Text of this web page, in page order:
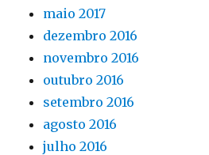
maio 2017
dezembro 2016
novembro 2016
outubro 2016
setembro 2016
agosto 2016
julho 2016